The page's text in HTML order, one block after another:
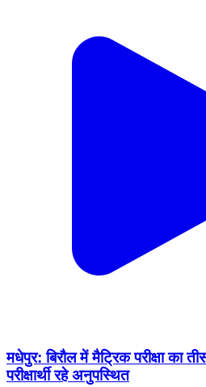
मधेपुर: बिरौल में मैट्रिक परीक्षा का
परीक्षार्थी रहे अनुपस्थित